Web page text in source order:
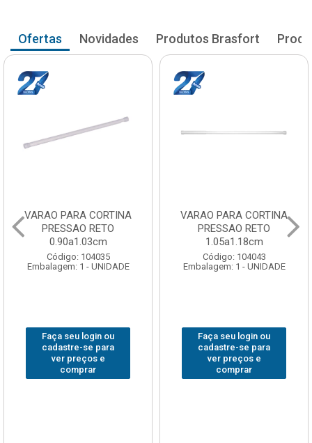
Ofertas Novidades Produtos Brasfort
VARAO PARA CORTINA
PRESSAO RETO
0.90a1.03cm
Código: 104035
Embalagem: 1 - UNIDADE
Faça seu login ou
cadastre-se para
ver preços e
comprar
VARAO PARA CORTINA
PRESSAO RETO
1.05a1.18cm
Código: 104043
Embalagem: 1 - UNIDADE
Faça seu login ou
cadastre-se para
ver preços e
comprar